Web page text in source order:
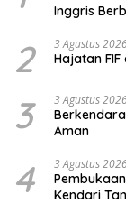
Inggris
2 3 Agustus
Hajatan
3 3 Agustus
Aman
4 3 Agustus
Kendari